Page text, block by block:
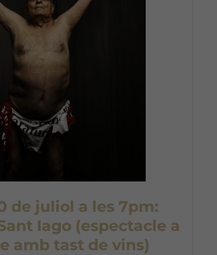
de juliol a les 7pm:
Iago (espectacle a
amb tast de vins)